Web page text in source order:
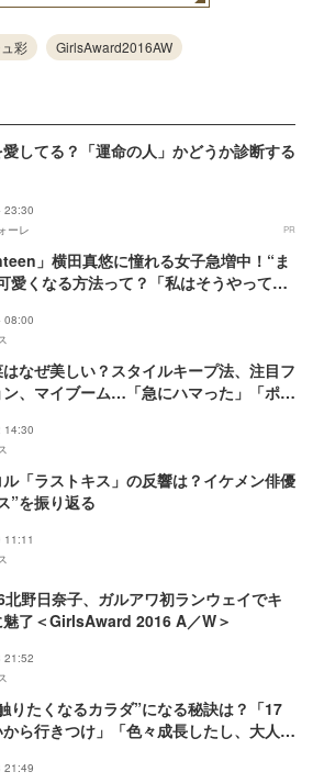
彩 GirlsAward2016AW
してる？「運命の人」かどうか診断する
23:30
ーレ
PR
」横田真悠に憧れる女子急増中！“ま
愛くなる方法って？「私はそうやって、
08:00
なぜ美しい？スタイルキープ法、注目フ
ン、マイブーム…「急にハマった」「ポイ
14:30
「ラストキス」の反響は？イケメン俳優
”を振り返る
11:11
北野日奈子、ガルアワ初ランウェイでキ
魅了＜GirlsAward 2016 A／W＞
21:52
りたくなるカラダ”になる秘訣は？「17
ら行きつけ」「色々成長したし、大人に
21:49